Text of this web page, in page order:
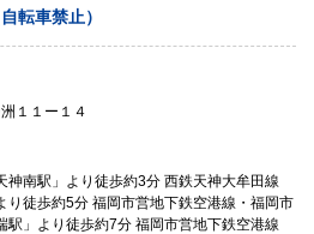
転車禁止）
１１ー１４
神南駅」より徒歩約3分 西鉄天神大牟田線
り徒歩約5分 福岡市営地下鉄空港線・福岡市
駅」より徒歩約7分 福岡市営地下鉄空港線